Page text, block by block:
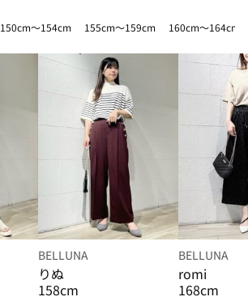
150cm～154cm 155cm～159cm 160cm～164cm
BELLUNA
りぬ
158cm
BELLUNA
romi
168cm